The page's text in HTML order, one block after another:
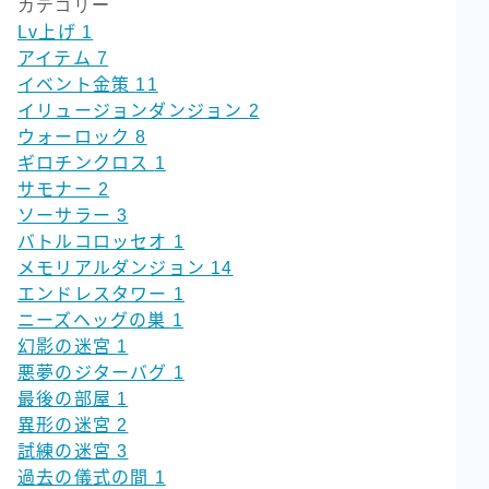
カテゴリー
Lv上げ 1
アイテム 7
イベント金策 11
イリュージョンダンジョン 2
ウォーロック8
ギロチンクロス 1
サモナー 2
ソーサラー3
バトルコロッセオ 1
メモリアルダンジョン 14
エンドレスタワー 1
ニーズヘッグの巣 1
幻影の迷宮 1
悪夢のジターバグ 1
最後の部屋 1
異形の迷宮 2
試練の迷宮3
過去の儀式の間 1